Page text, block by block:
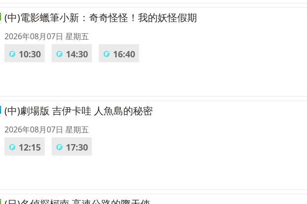
(中)電影蠟筆小新：奇奇怪怪！我的妖怪假期
2026年08月07日 星期五
10:30 14:30 16:40
(中)劇場版 吉伊卡哇 人魚島的秘密
2026年08月07日 星期五
12:15 17:30